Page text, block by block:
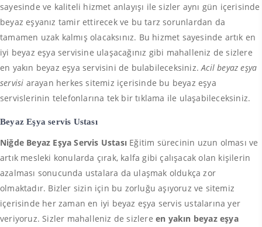
sayesinde ve kaliteli hizmet anlayışı ile sizler aynı gün içerisinde
beyaz eşyanız tamir ettirecek ve bu tarz sorunlardan da
tamamen uzak kalmış olacaksınız. Bu hizmet sayesinde artık en
iyi beyaz eşya servisine ulaşacağınız gibi mahalleniz de sizlere
en yakın beyaz eşya servisini de bulabileceksiniz.Acil beyaz eşya
servisi arayan herkes sitemiz içerisinde bu beyaz eşya
servislerinin telefonlarına tek bir tıklama ile ulaşabileceksiniz.
Beyaz Eşya servis Ustası
Niğde Beyaz Eşya Servis Ustası Eğitim sürecinin uzun olması ve
artık mesleki konularda çırak, kalfa gibi çalışacak olan kişilerin
azalması sonucunda ustalara da ulaşmak oldukça zor
olmaktadır. Bizler sizin için bu zorluğu aşıyoruz ve sitemiz
içerisinde her zaman en iyi beyaz eşya servis ustalarına yer
veriyoruz. Sizler mahalleniz de sizlere en yakın beyaz eşya